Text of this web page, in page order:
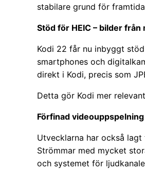
stabilare grund för
Stöd för HEIC – bilder
Kodi 22 får nu inbyggt
smartphones och
direkt i Kodi, precis som
Detta gör Kodi mer
Förfinad
Utvecklarna har också
Strömmar med mycket
och systemet för